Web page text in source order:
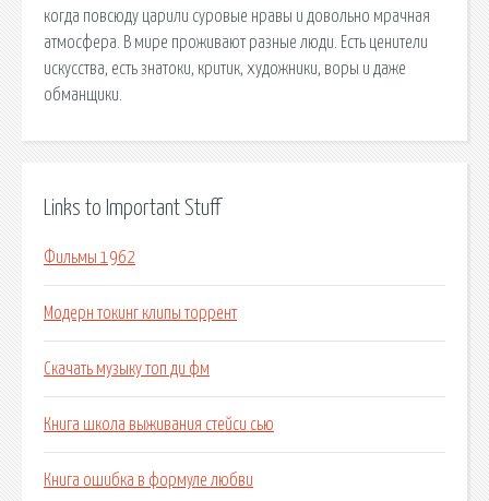
когда повсюду царили суровые нравы и довольно мрачная
атмосфера. В мире проживают разные люди. Есть ценители
искусства, есть знатоки, критик, художники, воры и даже
обманщики.
Links to Important Stuff
Фильмы 1962
Модерн токинг клипы торрент
Скачать музыку топ ди фм
Книга школа выживания стейси сью
Книга ошибка в формуле любви